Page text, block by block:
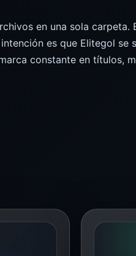
en una sola
es que Elitegol se
constante en títulos,